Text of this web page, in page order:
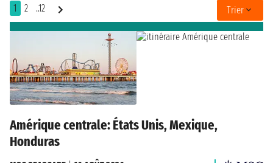
1 2 ..12 Trier
Amérique centrale: États Unis, Mexique,
Honduras